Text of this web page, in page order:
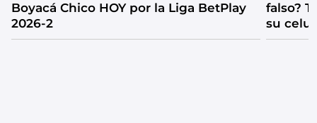
Boyacá Chico HOY por la Liga BetPlay
2026-2
falso?
su